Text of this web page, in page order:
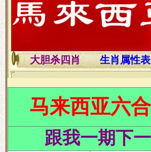
大胆杀四肖 生肖属性表